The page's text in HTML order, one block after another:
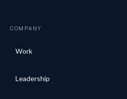
COMPANY
Work
Leadership